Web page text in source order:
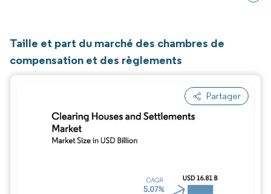
Taille et part du marché des chambres de
compensation et des règlements
Partager